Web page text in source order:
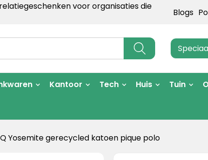
voor organisaties die
Blogs
Kantoor Tech Huis Tuin
Yosemite gerecycled katoen pique polo